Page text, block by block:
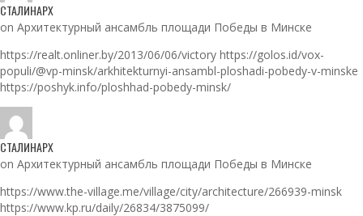
СТАЛИНАРХ
on Архитектурный ансамбль площади Победы в Минске
https://realt.onliner.by/2013/06/06/victory https://golos.id/vox-
populi/@vp-minsk/arkhitekturnyi-ansambl-ploshadi-pobedy-v-minske
https://poshyk.info/ploshhad-pobedy-minsk/
СТАЛИНАРХ
on Архитектурный ансамбль площади Победы в Минске
https://www.the-village.me/village/city/architecture/266939-minsk
https://www.kp.ru/daily/26834/3875099/